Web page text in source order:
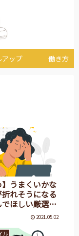
アップ 働き方
】うまくいかな
れそうになる
ほしい厳選7
2021.05.02
ル